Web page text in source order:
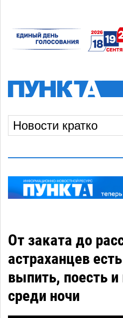
От заката до
астраханцев
выпить, поесть
среди ночи